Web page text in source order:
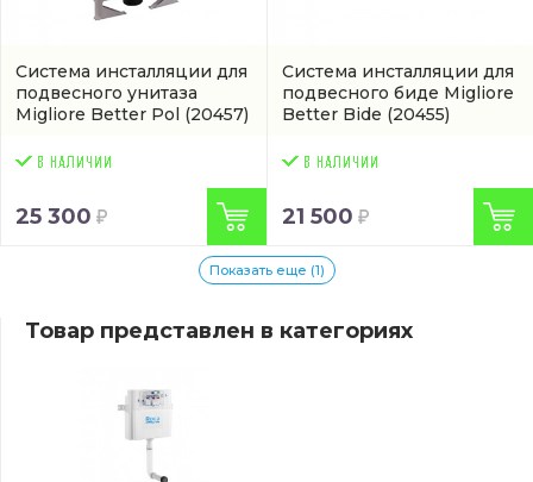
Система инсталляции для
подвесного унитаза
Migliore Better Pol (20457)
25 300
Система инсталляции для
подвесного биде Migliore
Better Bide (20455)
21 500
Показать еще (1)
Товар представлен в категориях